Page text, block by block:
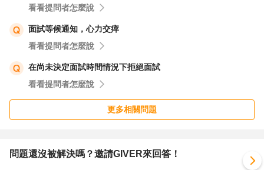
看看提問者怎麼說
面試等候通知，心力交瘁
看看提問者怎麼說
在尚未決定面試時間情況下拒絕面試
看看提問者怎麼說
更多相關問題
問題還沒被解決嗎？邀請GIVER來回答！